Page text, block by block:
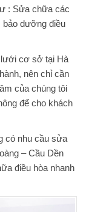
: Sửa chữa các
bảo dưỡng điều
cơ sở tại Hà
nên chỉ cần
của chúng tôi
để cho khách
có nhu cầu sửa
– Cầu Dền
điều hòa nhanh